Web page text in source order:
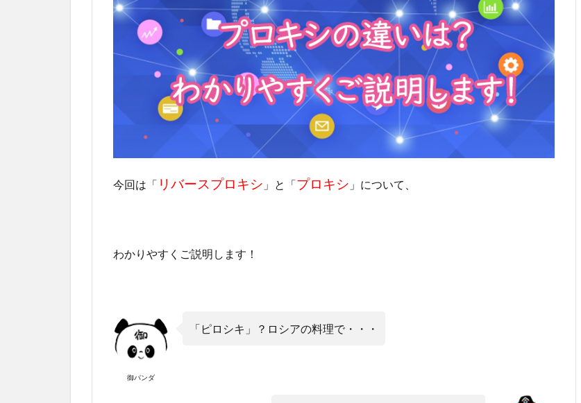
今回は「 リバースプロキシ 」と「プロキシ 」について、
わかりやすくご説明します！
御パンダ
「ピロシキ」？ロシアの料理で・・・